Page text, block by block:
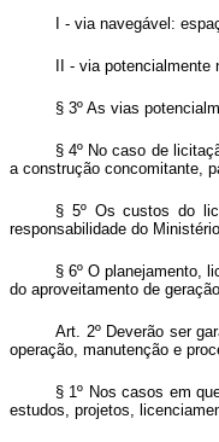
I - via navegável:
II - via
§ 3º As vias
§ 4º No caso de
a construção concomitante,
§ 5º Os custos do
responsabilidade do
§ 6º O planejamento,
do aproveitamento de
Art. 2º Deverão ser
operação, manutenção e
§ 1º Nos casos em
estudos, projetos,